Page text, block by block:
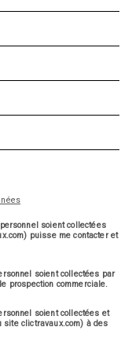
soient collectées
puisse me contacter et
soient collectées par
prospection commerciale.
soient collectées et
site clictravaux.com) à des